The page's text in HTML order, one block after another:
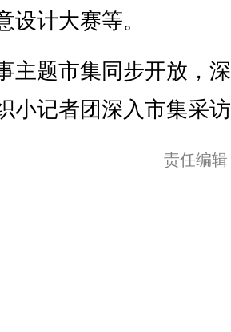
设计大赛等。
题市集同步开放，
小记者团深入市集采
责任编